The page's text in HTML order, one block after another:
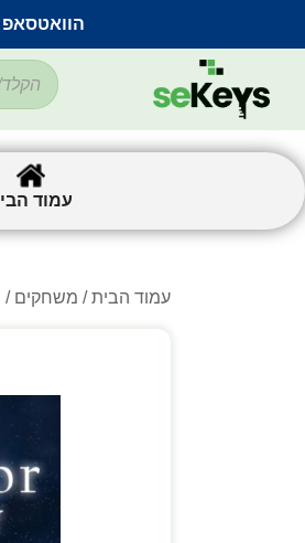
הוואטסאפ הראשי
עמוד
עמוד הבית/ משחקים /